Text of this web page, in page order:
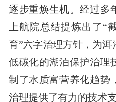
逐步重焕生机。经过多
上航院总结提炼出了“
育”六字治理方针，为洱
低碳化的湖泊保护治理
制了水质富营养化趋势
治理提供了有力的技术支